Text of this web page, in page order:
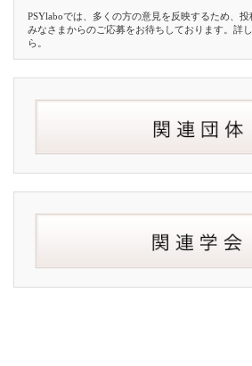
PSYlaboでは、多くの方の意見を反映するため、投
みなさまからのご応募をお待ちしております。詳
ら。